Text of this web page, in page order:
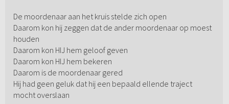
De moordenaar aan het kruis stelde zich open
Daarom kon hij zeggen dat de ander moordenaar op moest
houden
Daarom kon HIJ hem geloof geven
Daarom kon HIJ hem bekeren
Daarom is de moordenaar gered
Hij had geen geluk dat hij een bepaald ellende traject
mocht overslaan